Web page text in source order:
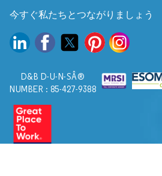
今すぐ私たちとつながりましょう
D&B D-U-N-SÂ®
NUMBER : 85-427-9388